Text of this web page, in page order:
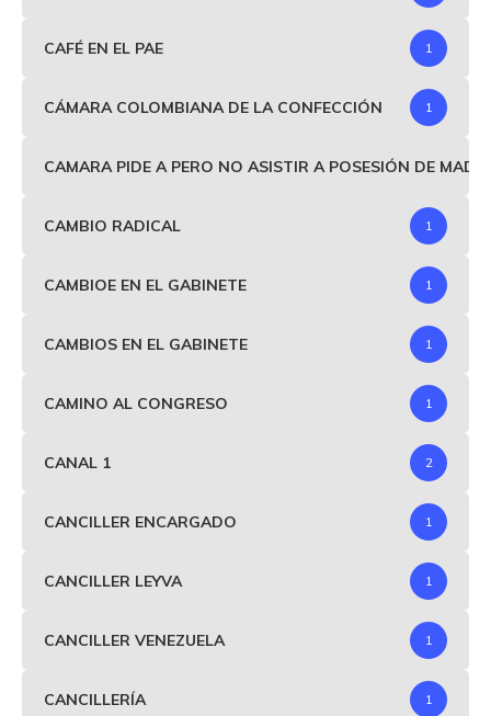
CAFÉ EN EL PAE 1
CÁMARA COLOMBIANA DE LA CONFECCIÓN 1
CAMARA PIDE A PERO NO ASISTIR A POSESIÓN DE
CAMBIO RADICAL 1
CAMBIOE EN EL GABINETE 1
CAMBIOS EN EL GABINETE 1
CAMINO AL CONGRESO 1
CANAL 1 2
CANCILLER ENCARGADO 1
CANCILLER LEYVA 1
CANCILLER VENEZUELA 1
CANCILLERÍA 1